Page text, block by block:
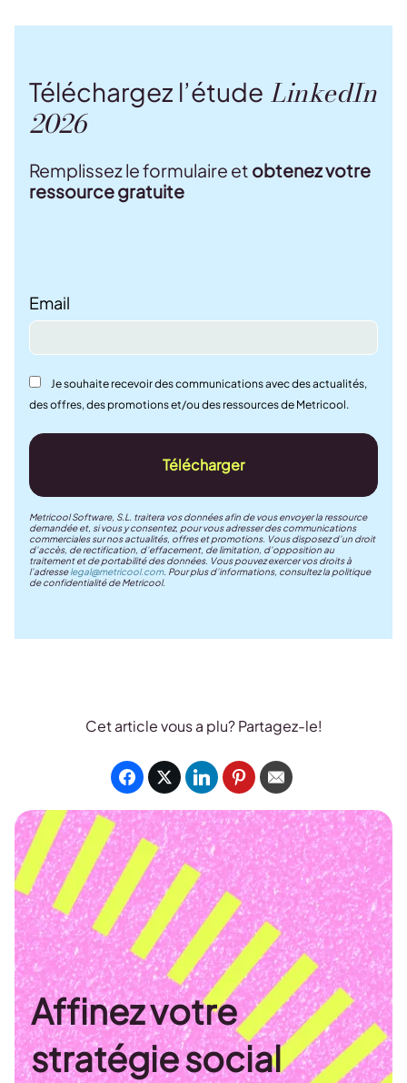
Téléchargez l’étude LinkedIn
2026
Remplissez le formulaire et obtenez votre
ressource gratuite
Email
Je souhaite recevoir des communications avec des actualités,
des offres, des promotions et/ou des ressources de Metricool.
Télécharger
Metricool Software, S.L. traitera vos données afin de vous envoyer la ressource
demandée et, si vous y consentez, pour vous adresser des communications
commerciales sur nos actualités, offres et promotions. Vous disposez d’un droit
d’accès, de rectification, d’effacement, de limitation, d’opposition au
traitement et de portabilité des données. Vous pouvez exercer vos droits à
l’adresselegal@metricool.com. Pour plus d’informations, consultez la politique
de confidentialité de Metricool.
Cet article vous a plu? Partagez-le!
Affinez votre
stratégie social